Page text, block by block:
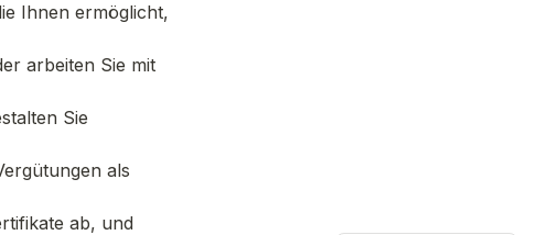
Ihnen ermöglicht,
arbeiten Sie mit
Sie
als
ab, und